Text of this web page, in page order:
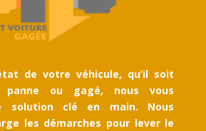
de votre véhicule, qu’il soit
panne ou gagé, nous vous
solution clé en main. Nous
les démarches pour lever le